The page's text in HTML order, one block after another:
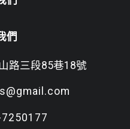
們
路三段85巷18號